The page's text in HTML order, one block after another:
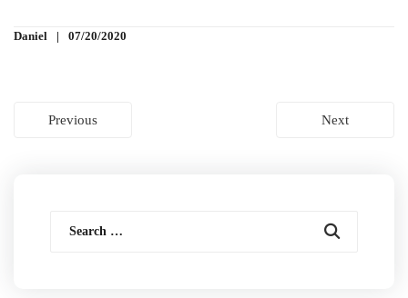
Daniel 07/20/2020
Navegación
Previous Next
for: